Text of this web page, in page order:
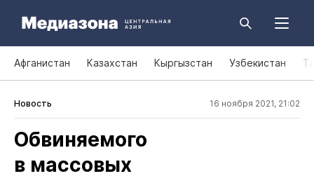
Афганистан Казахстан Кыргызстан Узбекистан
Новость 16 ноября 2021, 21:02
Обвиняемого
в массовых